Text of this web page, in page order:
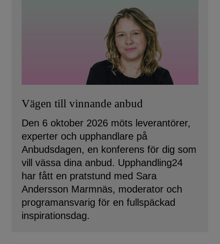
Vägen till vinnande anbud
Den 6 oktober 2026 möts leverantörer,
experter och upphandlare på
Anbudsdagen, en konferens för dig som
vill vässa dina anbud. Upphandling24
har fått en pratstund med Sara
Andersson Marmnäs, moderator och
programansvarig för en fullspäckad
inspirationsdag.